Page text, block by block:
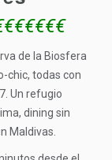
de la Biosfera
chic, todas con
Un refugio
dining sin
Maldivas.